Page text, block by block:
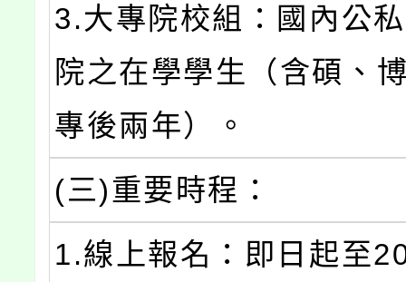
3.大專院校組：國內公
院之在學學生（含碩、
專後兩年）。
(三)重要時程：
1.線上報名：即日起至